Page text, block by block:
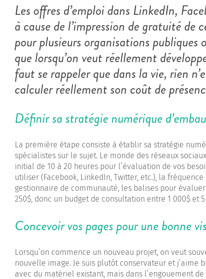
Les offres d’emploi dans LinkedIn,
à cause de l’impression de gratuité de
pour plusieurs organisations publiques
que lorsqu’on veut réellement
faut se rappeler que dans la vie, rien
calculer réellement son coût de
Définir sa stratégie numérique
La première étape consiste à établir sa stratégie
spécialistes sur le sujet. Le monde des réseaux
initial de 10 à 20 heures pour l’évaluation de vos
utiliser (Facebook, LinkedIn, Twitter, etc.), la
gestionnaire de communauté, les balises pour
250$, donc un budget de consultation entre 1 000$ et
Concevoir vos pages pour une bonne
Lorsqu’on commence un nouveau projet, on veut
nouvelle image. Je suis plutôt conservateur et j’aime
avec du matériel existant, mais dans l’engouement